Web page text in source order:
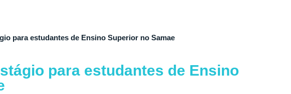
para estudantes de Ensino Superior no Samae
para estudantes de Ensino